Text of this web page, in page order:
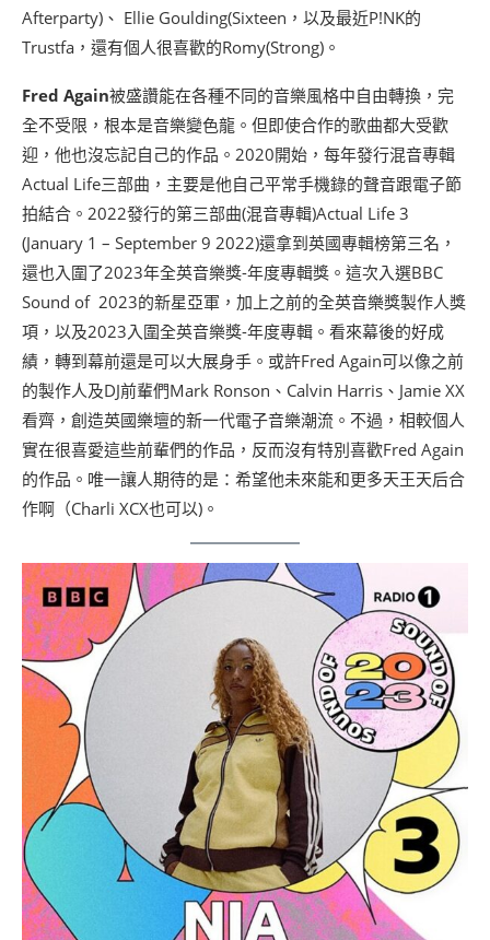
Afterparty)、 Ellie Goulding(Sixteen，以及最近P!NK的
Trustfa，還有個人很喜歡的Romy(Strong)。
Fred Again被盛讚能在各種不同的音樂風格中自由轉換，完
全不受限，根本是音樂變色龍。但即使合作的歌曲都大受歡
迎，他也沒忘記自己的作品。2020開始，每年發行混音專輯
Actual Life三部曲，主要是他自己平常手機錄的聲音跟電子節
拍結合。2022發行的第三部曲(混音專輯)Actual Life 3
(January 1 – September 9 2022)還拿到英國專輯榜第三名，
還也入圍了2023年全英音樂獎-年度專輯獎。這次入選BBC
Sound of 2023的新星亞軍，加上之前的全英音樂獎製作人獎
項，以及2023入圍全英音樂獎-年度專輯。看來幕後的好成
績，轉到幕前還是可以大展身手。或許Fred Again可以像之前
的製作人及DJ前輩們Mark Ronson、Calvin Harris、Jamie XX
看齊，創造英國樂壇的新一代電子音樂潮流。不過，相較個人
實在很喜愛這些前輩們的作品，反而沒有特別喜歡Fred Again
的作品。唯一讓人期待的是：希望他未來能和更多天王天后合
作啊（Charli XCX也可以)。